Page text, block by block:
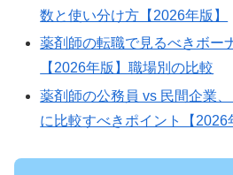
数と使い分け方【2026年版】
薬剤師の転職で見るべきボー
【2026年版】職場別の比較
薬剤師の公務員 vs 民間企業
に比較すべきポイント【2026